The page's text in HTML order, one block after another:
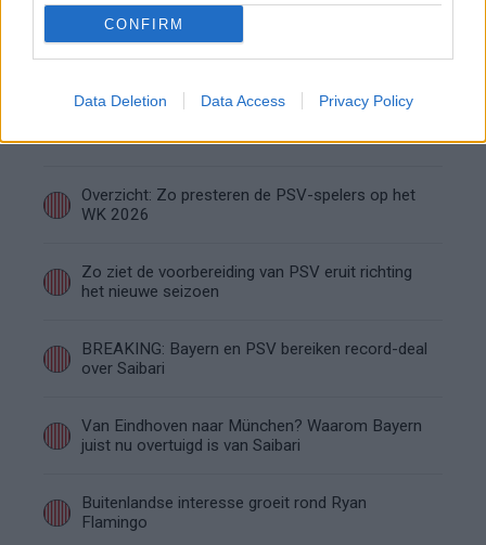
CONFIRM
Data Deletion Data Access Privacy Policy
PSV kijkt naar Geertruida en raakt gevoelige
transferlijn
route
Overzicht: Zo presteren de PSV-spelers op het
WK 2026
Zo ziet de voorbereiding van PSV eruit richting
het nieuwe seizoen
BREAKING: Bayern en PSV bereiken record-deal
over Saibari
Van Eindhoven naar München? Waarom Bayern
juist nu overtuigd is van Saibari
Buitenlandse interesse groeit rond Ryan
Flamingo